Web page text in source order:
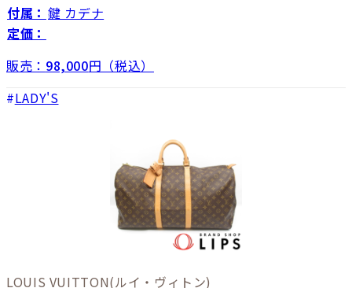
付属： 鍵 カデナ
定価：
販売： 98,000円（税込）
LADY'S
LOUIS VUITTON(ルイ・ヴィトン)